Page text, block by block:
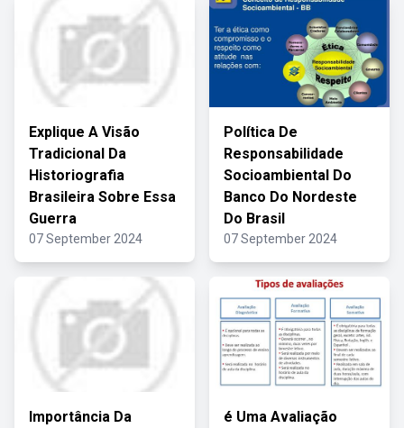
Explique A Visão
Tradicional Da
Historiografia
Brasileira Sobre Essa
Guerra
07 September 2024
Política De
Responsabilidade
Socioambiental Do
Banco Do Nordeste
Do Brasil
07 September 2024
Importância Da é Uma Avaliação